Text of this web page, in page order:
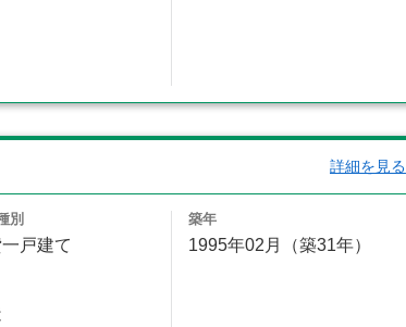
詳細を見る
別
戸建て
築年
1995年02月（築31年）